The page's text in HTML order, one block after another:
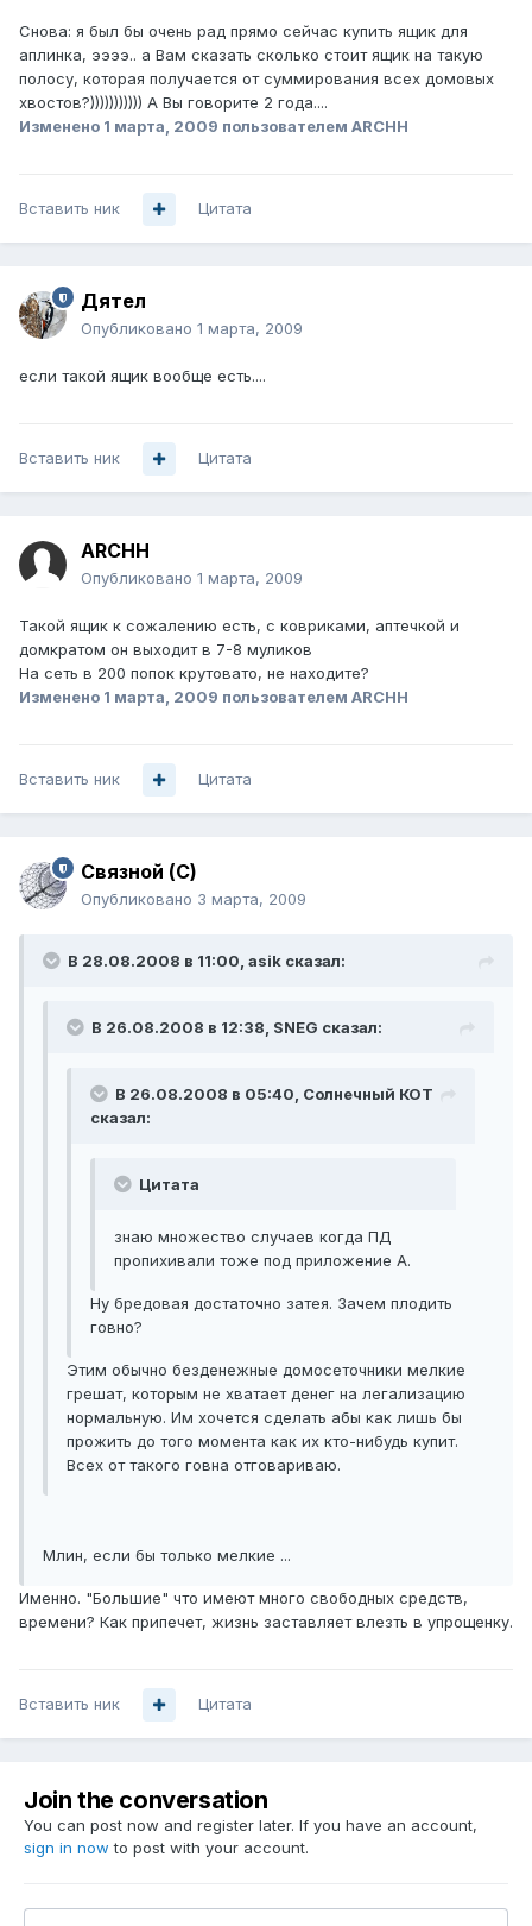
Снова: я был бы очень рад прямо сейчас купить ящик для
аплинка, ээээ.. а Вам сказать сколько стоит ящик на такую
полосу, которая получается от суммирования всех домовых
хвостов?))))))))))) А Вы говорите 2 года....
Изменено 1 марта, 2009 пользователем ARCHH
Вставить ник Цитата
Дятел
Опубликовано 1 марта, 2009
если такой ящик вообще есть....
Вставить ник Цитата
ARCHH
Опубликовано 1 марта, 2009
Такой ящик к сожалению есть, с ковриками, аптечкой и
домкратом он выходит в 7-8 муликов
На сеть в 200 попок крутовато, не находите?
Изменено 1 марта, 2009 пользователем ARCHH
Вставить ник Цитата
Связной (С)
Опубликовано 3 марта, 2009
В 28.08.2008 в 11:00, asik сказал:
В 26.08.2008 в 12:38, SNEG сказал:
В 26.08.2008 в 05:40, Солнечный КОТ
сказал:
Цитата
знаю множество случаев когда ПД
пропихивали тоже под приложение А.
Ну бредовая достаточно затея. Зачем плодить
говно?
Этим обычно безденежные домосеточники мелкие
грешат, которым не хватает денег на легализацию
нормальную. Им хочется сделать абы как лишь бы
прожить до того момента как их кто-нибудь купит.
Всех от такого говна отговариваю.
Млин, если бы только мелкие ...
Именно. "Большие" что имеют много свободных средств,
времени? Как припечет, жизнь заставляет влезть в упрощенку.
Вставить ник Цитата
Join the conversation
You can post now and register later. If you have an account,
sign in now to post with your account.